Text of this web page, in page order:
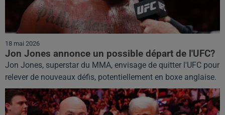
18 mai 2026
Jon Jones annonce un possible départ de l'UFC?
Jon Jones, superstar du MMA, envisage de quitter l'UFC pour
relever de nouveaux défis, potentiellement en boxe anglaise.